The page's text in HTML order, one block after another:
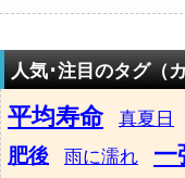
人気･注目のタグ（
平均寿命 真夏日
肥後
雨に濡れ 一